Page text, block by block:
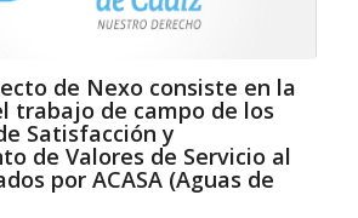
de Nexo consiste en la
trabajo de campo de los
Satisfacción y
de Valores de Servicio al
por ACASA (Aguas de